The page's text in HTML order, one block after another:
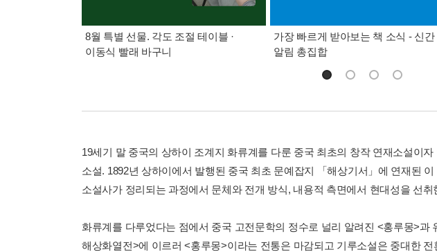
8월 특별 선물. 각도 조절 테이블 ·
이동식 빨래 바구니
가장 빠르게 받아보는 책 소식 - 신간
알림 총집합
19세기 말 중국의 상하이 조계지 화류계를 다룬 중국 최초의 창작 연재소설이
소설. 1892년 상하이에서 발행된 중국 최초 문예잡지 「해상기서」에 연재된
소설사가 정리되는 과정에서 문체와 전개 방식, 내용적 측면에서 현대성을 선
화류계를 다루었다는 점에서 중국 고전문학의 정수로 널리 알려진 <홍루몽>과
해상화열전>에 이르러 <홍루몽>이라는 전통은 마감되고 기루소설은 중대한